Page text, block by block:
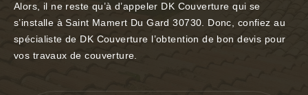
Alors, il ne reste qu’à d’appeler DK Couverture qui se
s’installe à Saint Mamert Du Gard 30730. Donc, confiez au
spécialiste de DK Couverture l’obtention de bon devis pour
vos travaux de couverture.